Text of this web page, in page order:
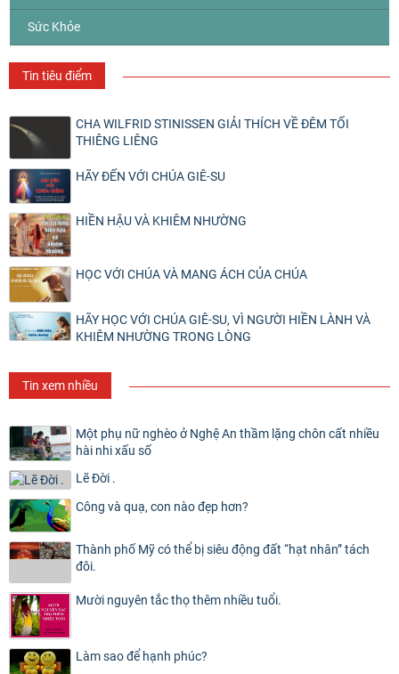
Sức Khỏe
Tin tiêu điểm
CHA WILFRID STINISSEN GIẢI THÍCH VỀ ĐÊM TỐI
THIÊNG LIÊNG
HÃY ĐẾN VỚI CHÚA GIÊ-SU
HIỀN HẬU VÀ KHIÊM NHƯỜNG
HỌC VỚI CHÚA VÀ MANG ÁCH CỦA CHÚA
HÃY HỌC VỚI CHÚA GIÊ-SU, VÌ NGƯỜI HIỀN LÀNH VÀ
KHIÊM NHƯỜNG TRONG LÒNG
Tin xem nhiều
Một phụ nữ nghèo ở Nghệ An thầm lặng chôn cất nhiều
hài nhi xấu số
Lẽ Đời .
Công và quạ, con nào đẹp hơn?
Thành phố Mỹ có thể bị siêu động đất “hạt nhân” tách
đôi.
Mười nguyên tắc thọ thêm nhiều tuổi.
Làm sao để hạnh phúc?